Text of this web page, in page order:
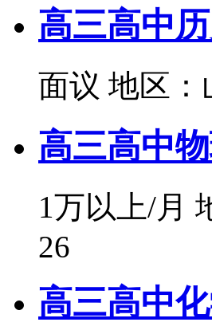
高三高中
面议 地区：
高三高中
1万以上/月
26
高三高中